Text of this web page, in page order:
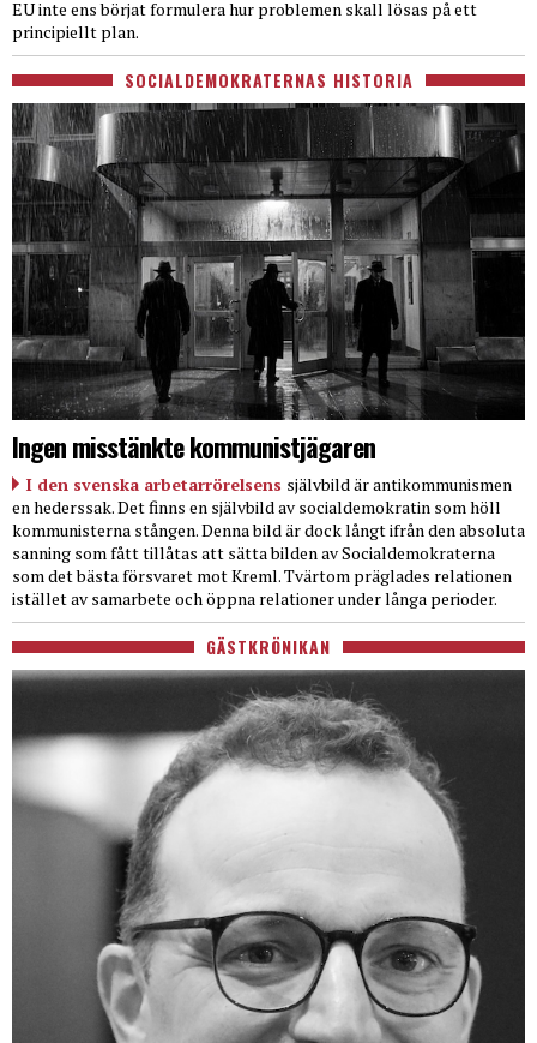
EU inte ens börjat formulera hur problemen skall lösas på ett
principiellt plan.
SOCIALDEMOKRATERNAS HISTORIA
Ingen misstänkte kommunistjägaren
I den svenska arbetarrörelsens självbild är antikommunismen
en hederssak. Det finns en självbild av socialdemokratin som höll
kommunisterna stången. Denna bild är dock långt ifrån den absoluta
sanning som fått tillåtas att sätta bilden av Socialdemokraterna
som det bästa försvaret mot Kreml. Tvärtom präglades relationen
istället av samarbete och öppna relationer under långa perioder.
GÄSTKRÖNIKAN